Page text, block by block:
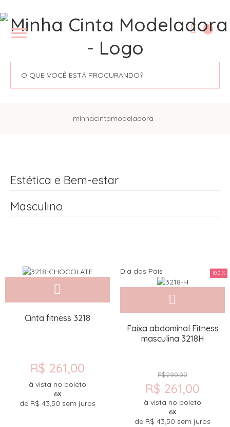
minhacintamodeladora
Estética e Bem-estar
Masculino
Cinta fitness 3218
R$ 261,00
à vista no boleto
6X
de R$ 43,50 sem juros
10,0 %
Dia dos Pais
Faixa abdominal Fitness
masculina 3218H
R$ 290,00
R$ 261,00
à vista no boleto
6X
de R$ 43,50 sem juros